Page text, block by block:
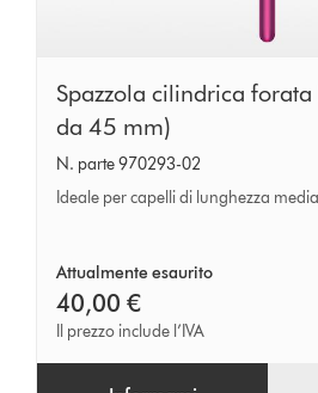
Spazzola
cilindrica
forata
Dyson
da
45
mm)
Spazzola cilindrica
da 45 mm)
N. parte 970293-02
Ideale per capelli di lunghezza
Attualmente esaurito
40,00 €
Il prezzo include l’IVA